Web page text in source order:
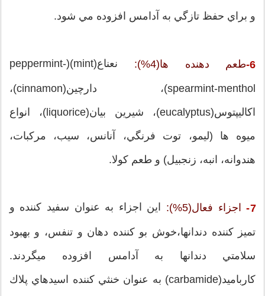
و براي حفظ تازگي به آدامس افزوده مي شود.
6- طعم دهنده ها(4%): نعناع(mint)(peppermint-
spearmint-menthol)، دارچين(cinnamon)،
اكاليپتوس(eucalyptus)، شيرين بيان(liquorice)، انواع
ميوه ها (ليمو، توت فرنگي، آنانس، سيب، مركبات،
هندوانه، انبه، زنجبيل) و طعم كولا.
7- اجزاء فعال(5%): اين اجزاء به عنوان سفيد كننده و
تميز كننده دندانها،خوش بو كننده دهان و تنفس، و بهبود
سلامتي دندانها به آدامس افزوده ميگردند.
كارباميد(carbamide) به عنوان خنثي كننده اسيدهاي پلاك